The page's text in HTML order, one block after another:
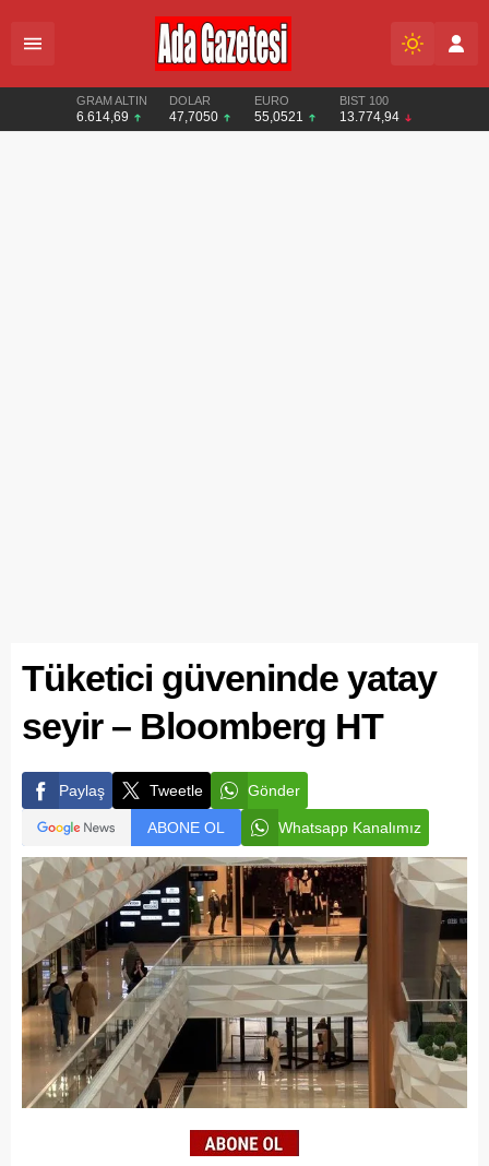
GRAM ALTIN
6.614,69
DOLAR
47,7050
EURO
55,0521
BIST 100
13.774,94
Tüketici güveninde yatay
seyir – Bloomberg HT
Paylaş Tweetle Gönder
ABONE OL Whatsapp Kanalımız